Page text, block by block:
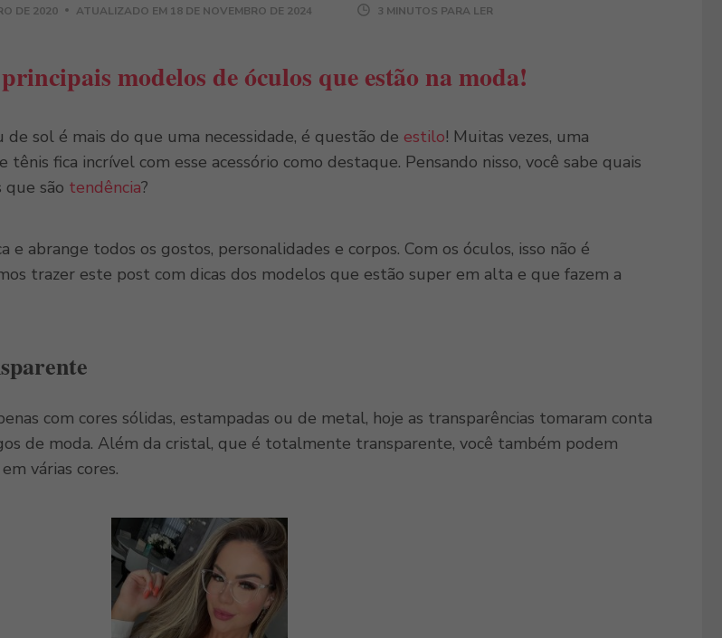
DE 2020 ATUALIZADO EM 18 DE NOVEMBRO DE 2024 3 MINUTOS PARA LER
modelos de óculos que estão na moda!
de sol é mais do que uma necessidade, é questão de estilo! Muitas vezes, uma
tênis fica incrível com esse acessório como destaque. Pensando nisso, você sabe quais
que são tendência?
e abrange todos os gostos, personalidades e corpos. Com os óculos, isso não é
trazer este post com dicas dos modelos que estão super em alta e que fazem a
com cores sólidas, estampadas ou de metal, hoje as transparências tomaram conta
de moda. Além da cristal, que é totalmente transparente, você também podem
em várias cores.